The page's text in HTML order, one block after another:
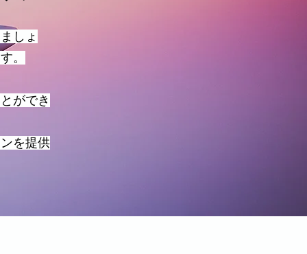
しょ
。
ができ
を提供